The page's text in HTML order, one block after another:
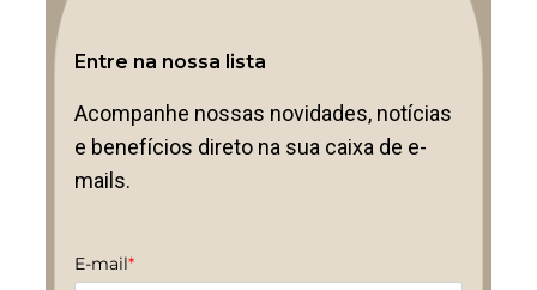
Entre na nossa lista
Acompanhe nossas novidades, notícias
e benefícios direto na sua caixa de e-
mails.
E-mail*